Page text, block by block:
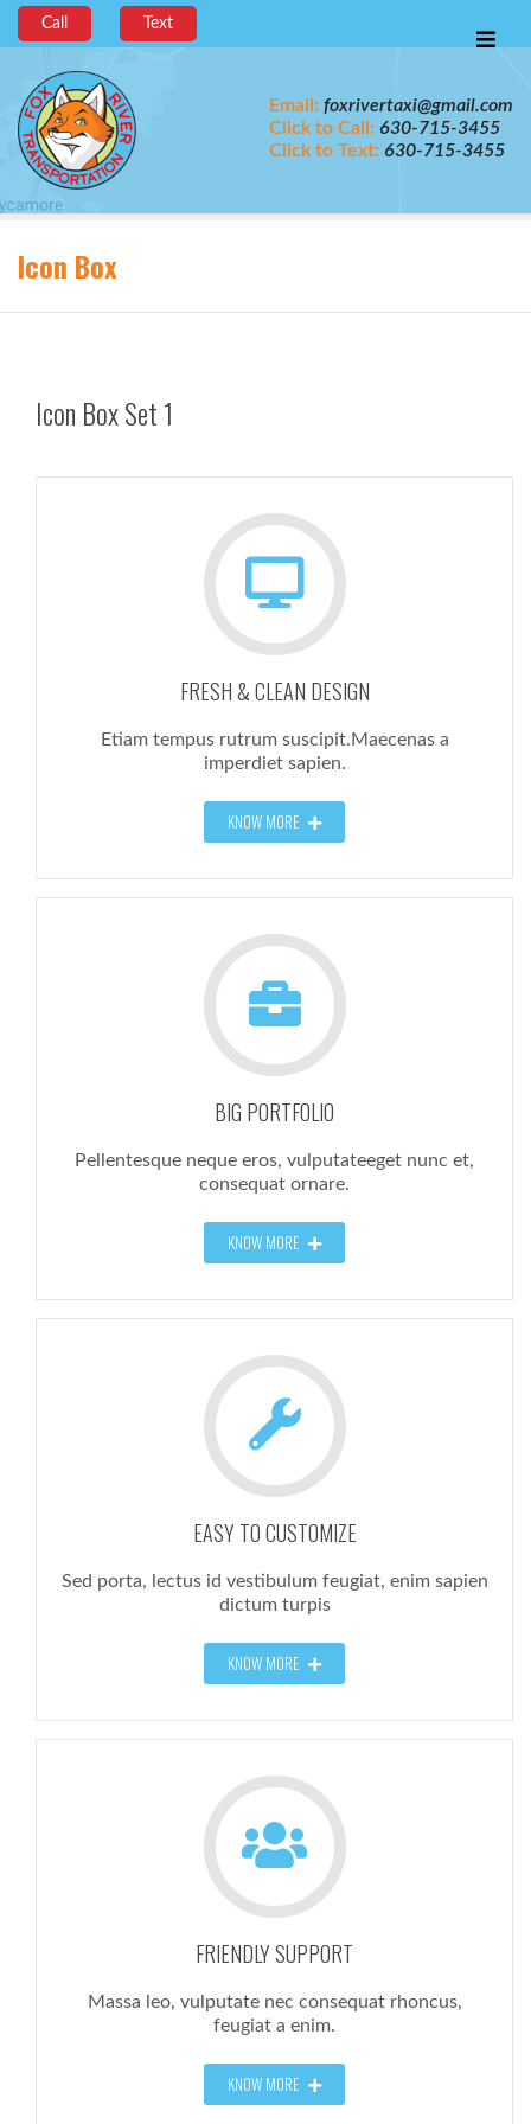
Call Text
Email: foxrivertaxi@gmail.com
Click to Call: 630-715-3455
Click to Text: 630-715-3455
Icon Box
Icon Box Set 1
FRESH & CLEAN DESIGN
Etiam tempus rutrum suscipit.Maecenas a
imperdiet sapien.
KNOW MORE
BIG PORTFOLIO
Pellentesque neque eros, vulputateeget nunc et,
consequat ornare.
KNOW MORE
EASY TO CUSTOMIZE
Sed porta, lectus id vestibulum feugiat, enim sapien
dictum turpis
KNOW MORE
FRIENDLY SUPPORT
Massa leo, vulputate nec consequat rhoncus,
feugiat a enim.
KNOW MORE